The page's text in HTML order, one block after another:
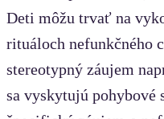
Deti môžu trvať na
rituáloch nefunkčného
stereotypný záujem
sa vyskytujú pohybové